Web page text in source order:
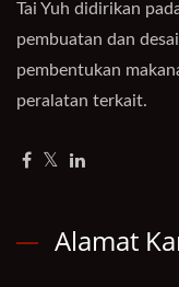
Tai Yuh didirikan
pembuatan dan
pembentukan
peralatan terkait.
Alamat